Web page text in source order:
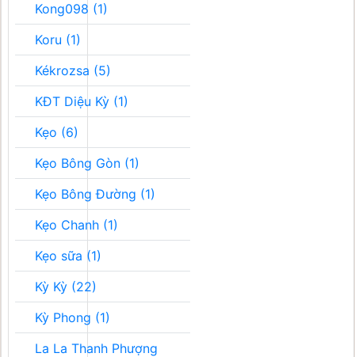
Kong098 (1)
Koru (1)
Kékrozsa (5)
KĐT Diệu Kỳ (1)
Kẹo (6)
Kẹo Bông Gòn (1)
Kẹo Bông Đường (1)
Kẹo Chanh (1)
Kẹo sữa (1)
Kỳ Kỳ (22)
Kỳ Phong (1)
La La Thanh Phượng